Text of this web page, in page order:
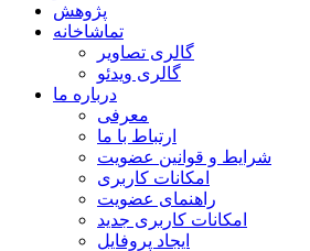
پژوهش
تماشاخانه
گالری تصاویر
گالری ویدئو
درباره ما
معرفی
ارتباط با ما
شرایط و قوانین عضویت
امکانات کاربری
راهنمای عضویت
امکانات کاربری جدید
ایجاد پروفایل